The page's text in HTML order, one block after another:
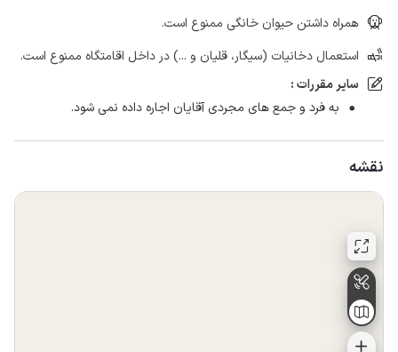
همراه داشتن حیوان خانگی ممنوع است.
استعمال دخانیات (سیگار، قلیان و ...) در داخل اقامتگاه ممنوع است.
سایر مقررات :
به فرد و جمع های مجردی آقایان اجاره داده نمی شود.
نقشه